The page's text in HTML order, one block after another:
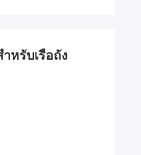
หรับเรือถัง